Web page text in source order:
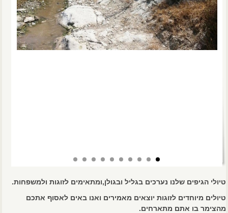
טיולי הגיפים שלנו נערכים בגליל ובגולן,ומתאימים לזוגות ולמשפחות.
טיולים מיוחדים לזוגות יוצאים מאמירים ואנו באים לאסוף אתכם
מהצימר בו אתם מתארחים.